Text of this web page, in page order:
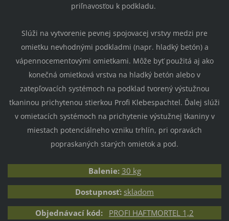
priľnavosťou k podkladu.
Slúži na vytvorenie pevnej spojovacej vrstvy medzi pre
omietku nevhodnými podkladmi (napr. hladký betón) a
vápennocementovými omietkami. Môže byť použitá aj ako
konečná omietková vrstva na hladký betón alebo v
zatepľovacích systémoch na podklad tvorený výstužnou
tkaninou prichytenou stierkou Profi Klebespachtel. Ďalej slúži
v omietacích systémoch na prichytenie výstužnej tkaniny v
miestach potenciálneho vzniku trhlín, pri opravách
popraskaných starých omietok a pod.
Balenie: 30 kg
Dostupnosť: skladom
Objednávací kód: PROFI HAFTMORTEL 1,2